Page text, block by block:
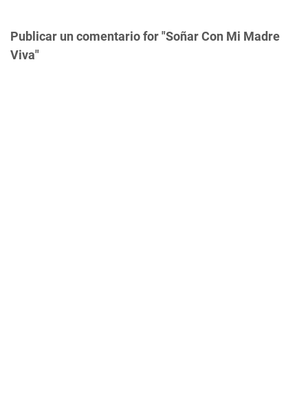
Publicar un comentario for "Soñar Con Mi Madre
Viva"